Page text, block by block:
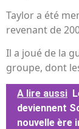
Taylor a été
revenant de
Il a joué de la
groupe, dont
A lire aussi
deviennent
nouvelle ère